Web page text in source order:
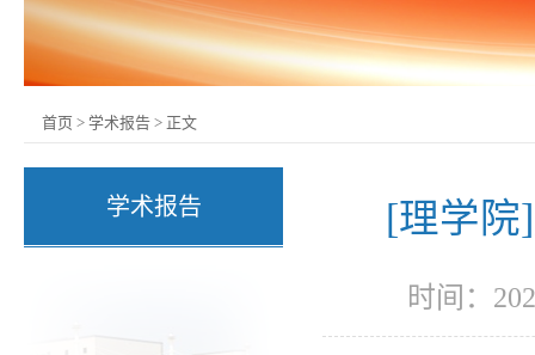
首页 > 学术报告 > 正文
学术报告 [理学院
时间：